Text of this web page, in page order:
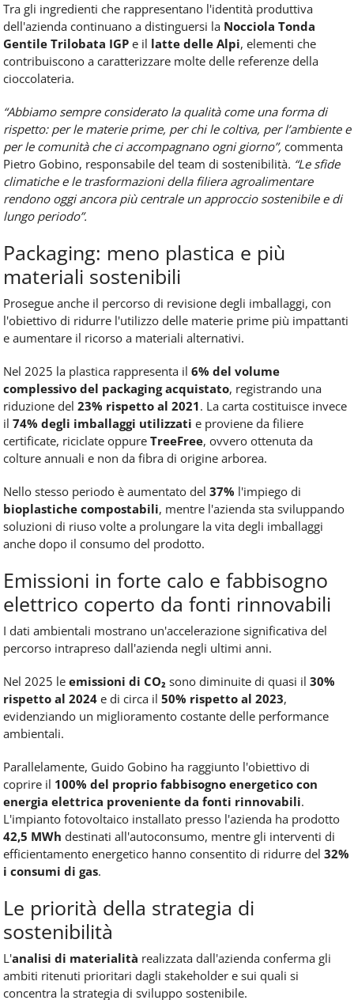
Tra gli ingredienti che rappresentano l'identità produttiva
dell'azienda continuano a distinguersi la Nocciola Tonda
Gentile Trilobata IGP e il latte delle Alpi, elementi che
contribuiscono a caratterizzare molte delle referenze della
cioccolateria.
“Abbiamo sempre considerato la qualità come una forma di
rispetto: per le materie prime, per chi le coltiva, per l’ambiente e
per le comunità che ci accompagnano ogni giorno”, commenta
Pietro Gobino, responsabile del team di sostenibilità. “Le sfide
climatiche e le trasformazioni della filiera agroalimentare
rendono oggi ancora più centrale un approccio sostenibile e di
lungo periodo”.
Packaging: meno plastica e più
materiali sostenibili
Prosegue anche il percorso di revisione degli imballaggi, con
l'obiettivo di ridurre l'utilizzo delle materie prime più impattanti
e aumentare il ricorso a materiali alternativi.
Nel 2025 la plastica rappresenta il 6% del volume
complessivo del packaging acquistato, registrando una
riduzione del 23% rispetto al 2021. La carta costituisce invece
il 74% degli imballaggi utilizzati e proviene da filiere
certificate, riciclate oppure TreeFree, ovvero ottenuta da
colture annuali e non da fibra di origine arborea.
Nello stesso periodo è aumentato del 37% l'impiego di
bioplastiche compostabili, mentre l'azienda sta sviluppando
soluzioni di riuso volte a prolungare la vita degli imballaggi
anche dopo il consumo del prodotto.
Emissioni in forte calo e fabbisogno
elettrico coperto da fonti rinnovabili
I dati ambientali mostrano un'accelerazione significativa del
percorso intrapreso dall'azienda negli ultimi anni.
Nel 2025 le emissioni di CO₂ sono diminuite di quasi il 30%
rispetto al 2024 e di circa il 50% rispetto al 2023,
evidenziando un miglioramento costante delle performance
ambientali.
Parallelamente, Guido Gobino ha raggiunto l'obiettivo di
coprire il 100% del proprio fabbisogno energetico con
energia elettrica proveniente da fonti rinnovabili.
L'impianto fotovoltaico installato presso l'azienda ha prodotto
42,5 MWh destinati all'autoconsumo, mentre gli interventi di
efficientamento energetico hanno consentito di ridurre del 32%
i consumi di gas.
Le priorità della strategia di
sostenibilità
L'analisi di materialità realizzata dall'azienda conferma gli
ambiti ritenuti prioritari dagli stakeholder e sui quali si
concentra la strategia di sviluppo sostenibile.